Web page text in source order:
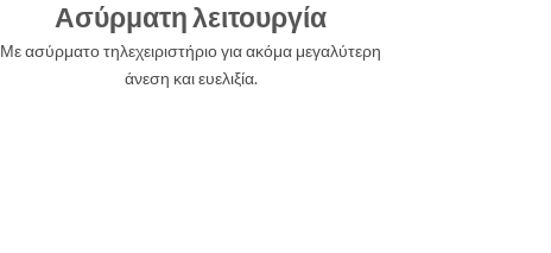
Ασύρματη λειτουργία
Με ασύρματο τηλεχειριστήριο για ακόμα μεγαλύτερη
άνεση και ευελιξία.